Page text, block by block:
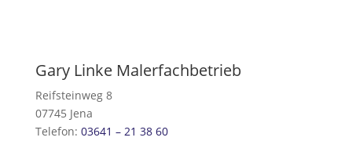
Gary Linke Malerfachbetrieb
Reifsteinweg 8
07745 Jena
Telefon: 03641 – 21 38 60